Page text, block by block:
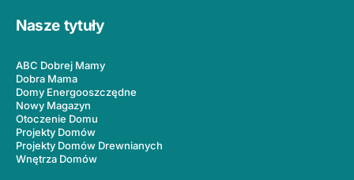
Nasze tytuły
ABC Dobrej Mamy
Dobra Mama
Domy Energooszczędne
Nowy Magazyn
Otoczenie Domu
Projekty Domów
Projekty Domów Drewnianych
Wnętrza Domów